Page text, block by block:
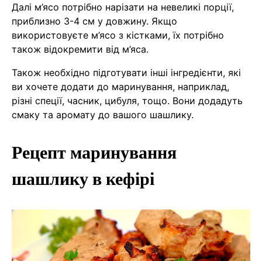
Далі м’ясо потрібно нарізати на невеликі порції,
приблизно 3-4 см у довжину. Якщо
використовуєте м’ясо з кістками, їх потрібно
також відокремити від м’яса.
Також необхідно підготувати інші інгредієнти, які
ви хочете додати до маринування, наприклад,
різні спеції, часник, цибуля, тощо. Вони додадуть
смаку та аромату до вашого шашлику.
Рецепт маринування
шашлику в кефірі